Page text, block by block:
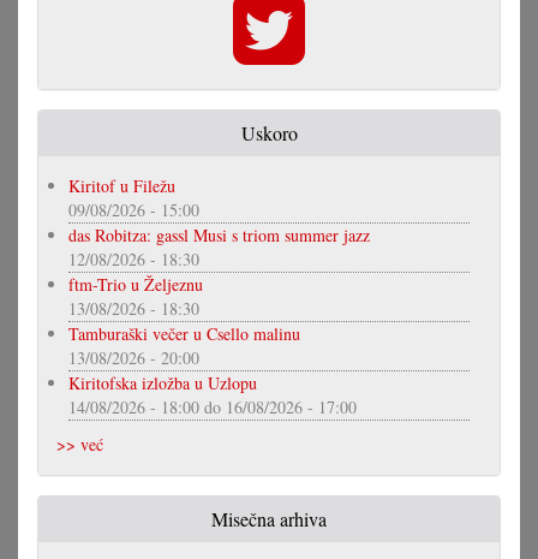
Uskoro
Kiritof u Filežu
09/08/2026 - 15:00
das Robitza: gassl Musi s triom summer jazz
12/08/2026 - 18:30
ftm-Trio u Željeznu
13/08/2026 - 18:30
Tamburaški večer u Csello malinu
13/08/2026 - 20:00
Kiritofska izložba u Uzlopu
14/08/2026 - 18:00 do 16/08/2026 - 17:00
>> već
Misečna arhiva